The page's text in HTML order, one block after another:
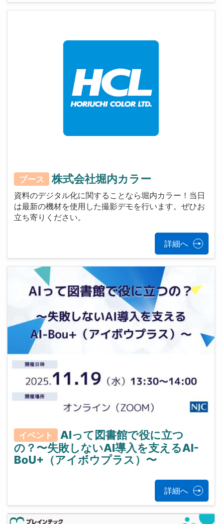
ブース 株式会社堀内カラー
資料のデジタル化に関することなら堀内カラー！当日
は最新の機材を使用した撮影デモを行います。ぜひお
立ち寄りください。
詳細へ
イベント
AIって図書館で役に立つ
の？〜失敗しないAI導入を支えるAI-
BoU+（アイボウプラス）〜
詳細へ